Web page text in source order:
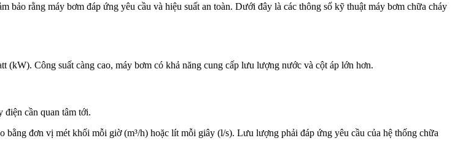
bảo rằng máy bơm đáp ứng yêu cầu và hiệu suất an toàn. Dưới đây là các thông số kỹ thuật máy bơm chữa cháy
Công suất càng cao, máy bơm có khả năng cung cấp lưu lượng nước và cột áp lớn hơn.
cần quan tâm tới.
đơn vị mét khối mỗi giờ (m³/h) hoặc lít mỗi giây (l/s). Lưu lượng phải đáp ứng yêu cầu của hệ thống chữa